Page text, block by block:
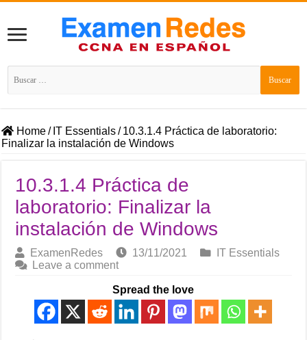
Buscar:
Home/ IT Essentials/ 10.3.1.4 Práctica de laboratorio:
Finalizar la instalación de Windows
10.3.1.4 Práctica de
laboratorio: Finalizar la
instalación de Windows
ExamenRedes 13/11/2021
IT Essentials
Leave a comment
Spread the love